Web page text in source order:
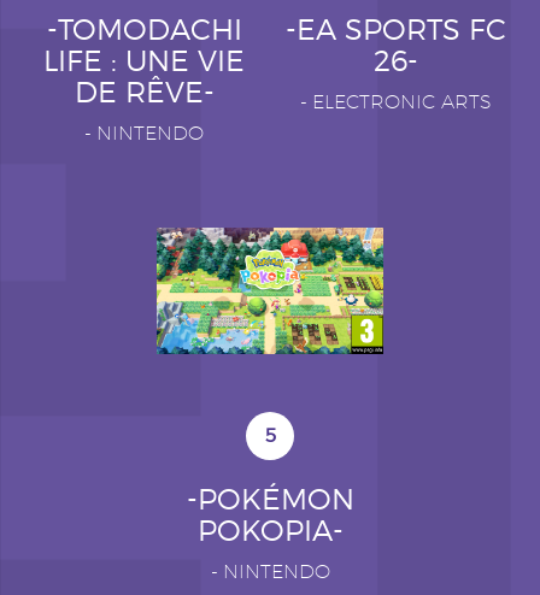
-TOMODACHI
LIFE : UNE VIE
DE RÊVE-
- NINTENDO
-EA SPORTS FC
26-
- ELECTRONIC ARTS
5
-POKÉMON
POKOPIA-
- NINTENDO